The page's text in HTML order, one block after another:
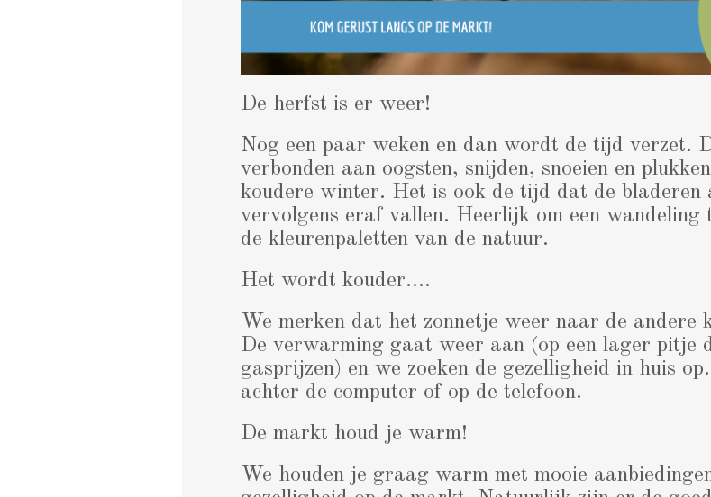
De herfst is er weer!
Nog een paar weken en dan wordt de tijd verzet.
verbonden aan oogsten, snijden, snoeien en
koudere winter. Het is ook de tijd dat de bladeren
vervolgens eraf vallen. Heerlijk om een wandeling
de kleurenpaletten van de natuur.
Het wordt kouder….
We merken dat het zonnetje weer naar de andere
De verwarming gaat weer aan (op een lager pitje
gasprijzen) en we zoeken de gezelligheid in huis
achter de computer of op de telefoon.
De markt houd je warm!
We houden je graag warm met mooie